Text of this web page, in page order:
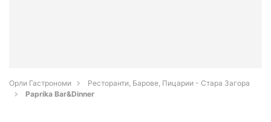
Орли Гастрономи
Ресторанти, Барове, Пицарии - Стара Загора
Paprika Bar&Dinner